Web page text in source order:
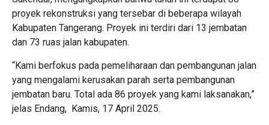
proyek rekonstruksi yang tersebar di beberapa wilayah
Kabupaten Tangerang. Proyek ini terdiri dari 13 jembatan
dan 73 ruas jalan kabupaten.
“Kami berfokus pada pemeliharaan dan pembangunan jalan
yang mengalami kerusakan parah serta pembangunan
jembatan baru. Total ada 86 proyek yang kami laksanakan,”
jelas Endang, Kamis, 17 April 2025.